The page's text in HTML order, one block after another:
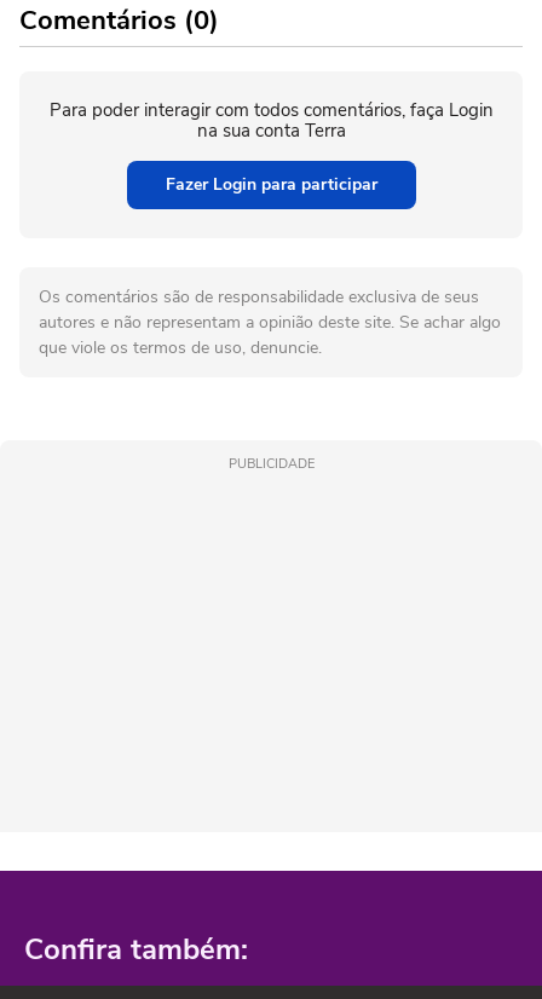
Comentários (0)
Para poder interagir com todos comentários, faça Login
na sua conta Terra
Fazer Login para participar
Os comentários são de responsabilidade exclusiva de seus
autores e não representam a opinião deste site. Se achar algo
que viole os termos de uso, denuncie.
PUBLICIDADE
Confira também: